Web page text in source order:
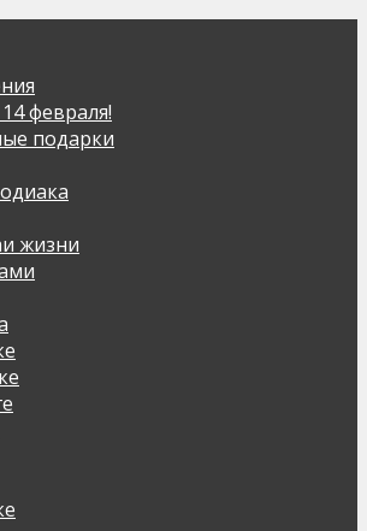
февраля!
подарки
жизни